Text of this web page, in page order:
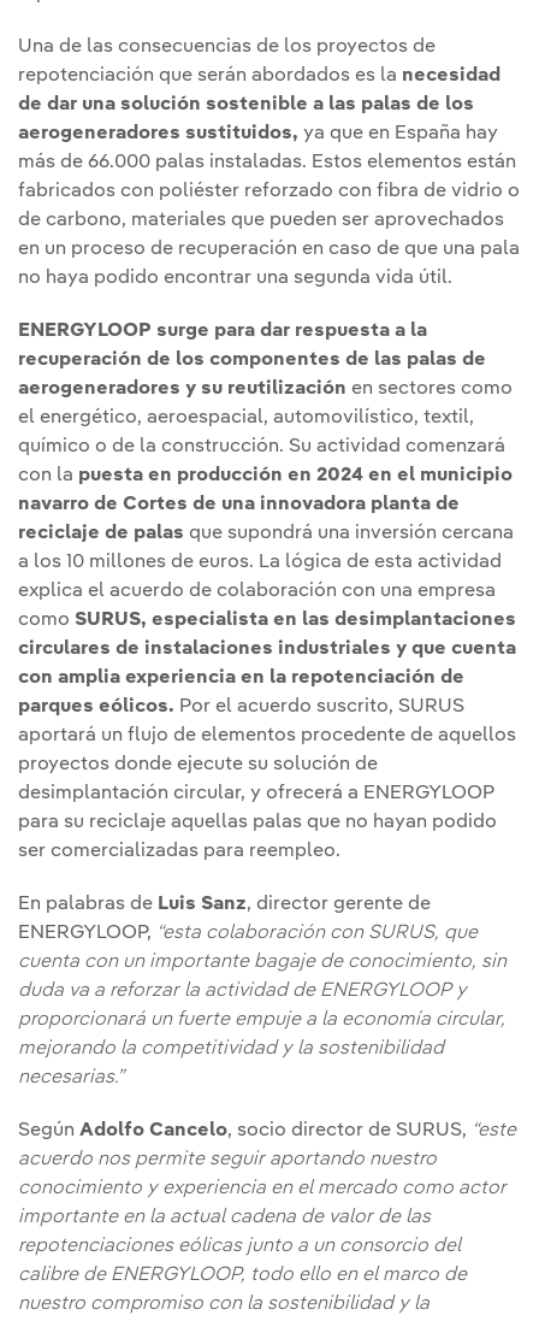
Una de las consecuencias de los proyectos de
repotenciación que serán abordados es la necesidad
de dar una solución sostenible a las palas de los
aerogeneradores sustituidos, ya que en España hay
más de 66.000 palas instaladas. Estos elementos están
fabricados con poliéster reforzado con fibra de vidrio o
de carbono, materiales que pueden ser aprovechados
en un proceso de recuperación en caso de que una pala
no haya podido encontrar una segunda vida útil.
ENERGYLOOP surge para dar respuesta a la
recuperación de los componentes de las palas de
aerogeneradores y su reutilización en sectores como
el energético, aeroespacial, automovilístico, textil,
químico o de la construcción. Su actividad comenzará
con la puesta en producción en 2024 en el municipio
navarro de Cortes de una innovadora planta de
reciclaje de palas que supondrá una inversión cercana
a los 10 millones de euros. La lógica de esta actividad
explica el acuerdo de colaboración con una empresa
como SURUS, especialista en las desimplantaciones
circulares de instalaciones industriales y que cuenta
con amplia experiencia en la repotenciación de
parques eólicos. Por el acuerdo suscrito, SURUS
aportará un flujo de elementos procedente de aquellos
proyectos donde ejecute su solución de
desimplantación circular, y ofrecerá a ENERGYLOOP
para su reciclaje aquellas palas que no hayan podido
ser comercializadas para reempleo.
En palabras de Luis Sanz, director gerente de
ENERGYLOOP, “esta colaboración con SURUS, que
cuenta con un importante bagaje de conocimiento, sin
duda va a reforzar la actividad de ENERGYLOOP y
proporcionará un fuerte empuje a la economía circular,
mejorando la competitividad y la sostenibilidad
necesarias.”
Según Adolfo Cancelo, socio director de SURUS, “este
acuerdo nos permite seguir aportando nuestro
conocimiento y experiencia en el mercado como actor
importante en la actual cadena de valor de las
repotenciaciones eólicas junto a un consorcio del
calibre de ENERGYLOOP, todo ello en el marco de
nuestro compromiso con la sostenibilidad y la